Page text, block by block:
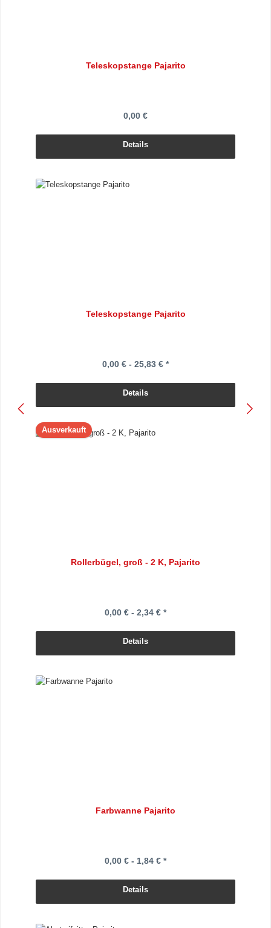
Teleskopstange Pajarito
0,00 €
Details
Teleskopstange Pajarito
0,00 € - 25,83 € *
Details
Ausverkauft
Rollerbügel, groß - 2 K, Pajarito
0,00 € - 2,34 € *
Details
Farbwanne Pajarito
0,00 € - 1,84 € *
Details